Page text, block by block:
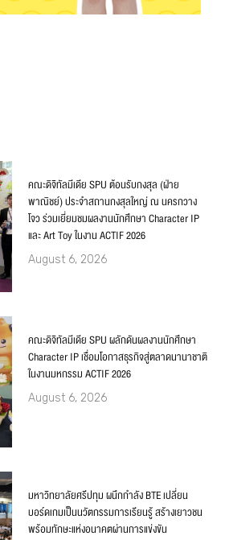
คณะดิจิทัลมีเดีย SPU ต้อนรับกงสุล (ฝ่าย
พาณิชย์) ประจำสถานกงสุลใหญ่ ณ นครกวาง
โจว ร่วมเยี่ยมชมผลงานนักศึกษา Character IP
และ Art Toy ในงาน ACTIF 2026
August 6, 2026
คณะดิจิทัลมีเดีย SPU ผลักดันผลงานนักศึกษา
Character IP เชื่อมโอกาสธุรกิจสู่ตลาดนานาชาติ
ในงานมหกรรม ACTIF 2026
August 6, 2026
มหาวิทยาลัยศรีปทุม ผนึกกำลัง BTE เปลี่ยน
บอร์ดเกมเป็นนวัตกรรมการเรียนรู้ สร้างเยาวชน
พร้อมทักษะแห่งอนาคตผ่านการแข่งขัน